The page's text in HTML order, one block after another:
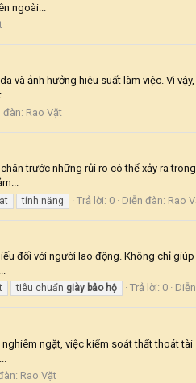
ngoài...
ảnh hưởng hiệu suất làm việc. Vì
đàn: Rao Vặt
trước những rủi ro có thể xảy ra
tính năng Trả lời: 0 Diễn đàn: Rao
đối với người lao động. Không chỉ
tiêu chuẩn giày bảo hộ Trả lời: 0
ngặt, việc kiểm soát thất thoát
Rao Vặt